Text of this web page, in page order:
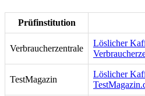
Prüfinstitution
Verbraucherzentrale
Löslicher
TestMagazin
Löslicher